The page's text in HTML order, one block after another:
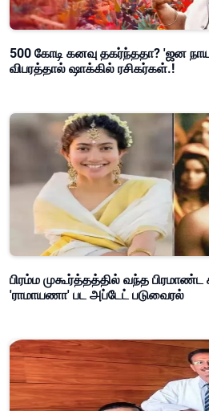
500 கோடி கனவு தகர்ந்ததா? 'ஜன
விபரத்தால் ஷாக்கில் ரசிகர்கள்.!
பிரம்ம முகூர்த்தத்தில் வந்த பிரமாண்ட
'ராமாயணா' பட அப்டேட் படுவைரல்